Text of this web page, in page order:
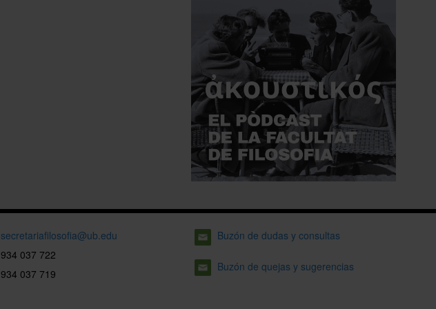
secretariafilosofia@ub.edu
934 037 722
934 037 719
Buzón de dudas y consultas
Buzón de quejas y sugerencias